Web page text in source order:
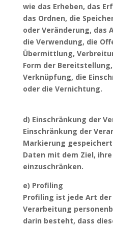
wie das Erheben, das
das Ordnen, die
oder Veränderung, das
die Verwendung, die
Übermittlung,
Form der
Verknüpfung, die
oder die Vernichtung.
d) Einschränkung der
Einschränkung der
Markierung
Daten mit dem Ziel,
einzuschränken.
e) Profiling
Profiling ist jede Art
Verarbeitung
darin besteht, dass